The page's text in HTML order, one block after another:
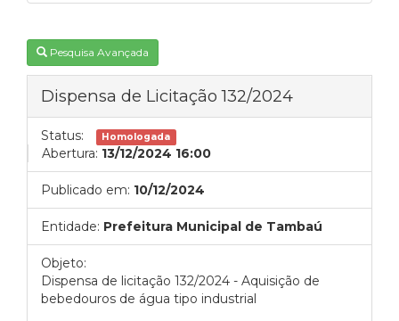
Pesquisa Avançada
Dispensa de Licitação 132/2024
Status: Homologada
Abertura: 13/12/2024 16:00
Publicado em: 10/12/2024
Entidade: Prefeitura Municipal de Tambaú
Objeto:
Dispensa de licitação 132/2024 - Aquisição de
bebedouros de água tipo industrial